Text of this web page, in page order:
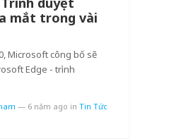
mắt trong vài
Microsoft công bố sẽ
Edge - trình
— 6 năm ago in Tin Tức